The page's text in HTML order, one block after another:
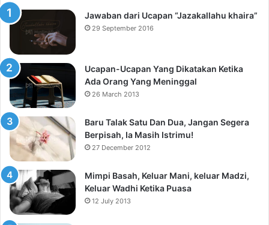
Jawaban dari Ucapan “Jazakallahu khaira”
29 September 2016
Ucapan-Ucapan Yang Dikatakan Ketika
Ada Orang Yang Meninggal
26 March 2013
Baru Talak Satu Dan Dua, Jangan Segera
Berpisah, Ia Masih Istrimu!
27 December 2012
Mimpi Basah, Keluar Mani, keluar Madzi,
Keluar Wadhi Ketika Puasa
12 July 2013